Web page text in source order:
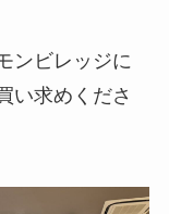
ンビレッジに
い求めくださ